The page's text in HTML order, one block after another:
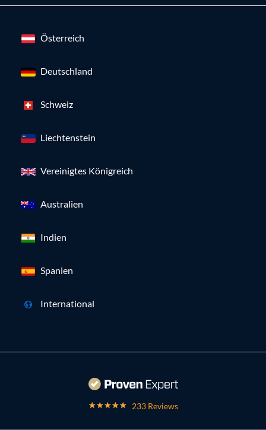
Österreich
Deutschland
Schweiz
Liechtenstein
Vereinigtes Königreich
Australien
Indien
Spanien
International
233 Reviews